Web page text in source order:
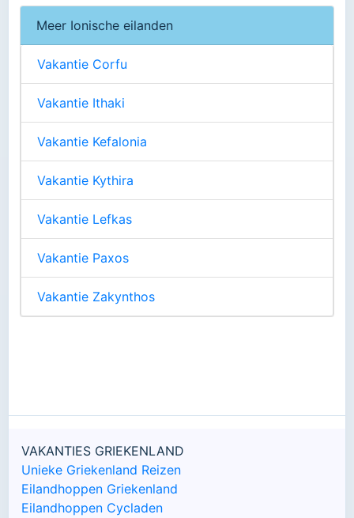
Meer Ionische eilanden
Vakantie Corfu
Vakantie Ithaki
Vakantie Kefalonia
Vakantie Kythira
Vakantie Lefkas
Vakantie Paxos
Vakantie Zakynthos
VAKANTIES GRIEKENLAND
Unieke Griekenland Reizen
Eilandhoppen Griekenland
Eilandhoppen Cycladen